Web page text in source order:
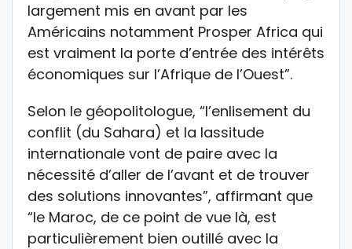
largement mis en avant par les
Américains notamment Prosper Africa qui
est vraiment la porte d’entrée des intérêts
économiques sur l’Afrique de l’Ouest”.
Selon le géopolitologue, “l’enlisement du
conflit (du Sahara) et la lassitude
internationale vont de paire avec la
nécessité d’aller de l’avant et de trouver
des solutions innovantes”, affirmant que
“le Maroc, de ce point de vue là, est
particulièrement bien outillé avec la